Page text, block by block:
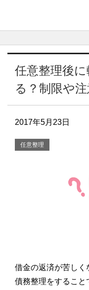
任意整理後
る？制限や
2017年5月23日
任意整理
借金の返済が苦しく
債務整理をすること